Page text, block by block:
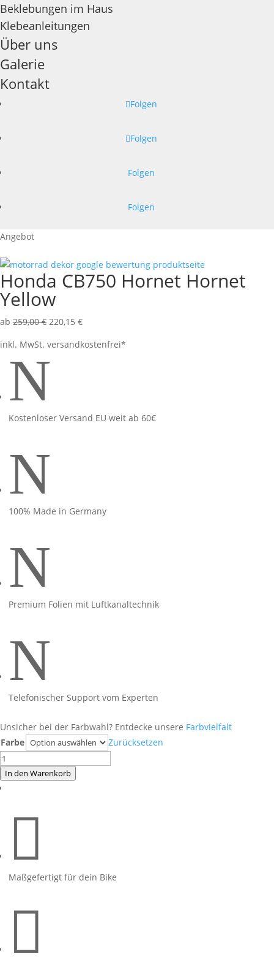
Beklebungen im Haus
Klebeanleitungen
Über uns
Galerie
Kontakt
Folgen
Folgen
Folgen
Folgen
Angebot
Honda CB750 Hornet Hornet
Yellow
ab 259,00€ 220,15 €
inkl. MwSt. versandkostenfrei*
N
Kostenloser Versand EU weit ab 60€
N
100% Made in Germany
N
Premium Folien mit Luftkanaltechnik
N
Telefonischer Support vom Experten
Unsicher bei der Farbwahl? Entdecke unsere Farbvielfalt
Farbe
Zurücksetzen
Honda
CB750
Hornet
In den Warenkorb

Maßgefertigt für dein Bike
